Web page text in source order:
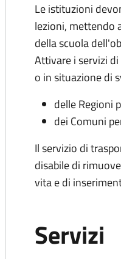
Le istituzioni
lezioni, mettendo
della scuola
Attivare i servizi
o in situazione di
delle Regioni
dei Comuni
Il servizio di
disabile di
vita e di
Servizi